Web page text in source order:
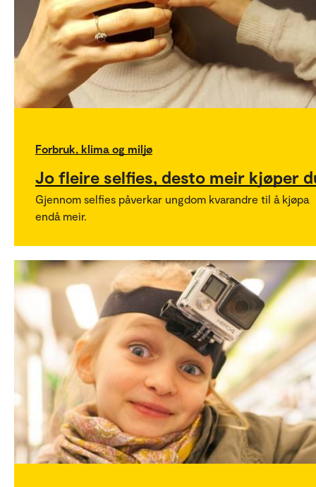
Forbruk, klima og miljø
Jo fleire selfies, desto meir kjøper
Gjennom selfies påverkar ungdom kvarandre til å kjøpa
endå meir.